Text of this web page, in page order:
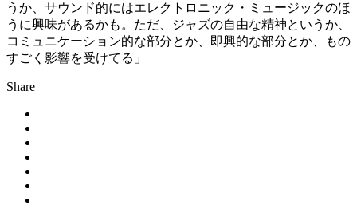
うか、サウンド的にはエレクトロニック・ミュージックのほ
うに興味があるかも。ただ、ジャズの自由な精神というか、
コミュニケーション的な部分とか、即興的な部分とか、もの
すごく影響を受けてる」
Share